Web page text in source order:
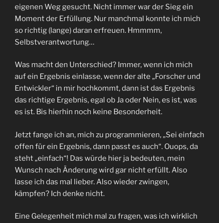
eigenen Weg gesucht. Nicht immer war der Sieg ein
Moment der Erfüllung. Nur manchmal konnte ich mich
so richtig (lange) daran erfreuen. Hmmmm,
Selbstverantwortung…
Was macht den Unterschied? Immer, wenn ich mich
auf ein Ergebnis einlasse, wenn der alte „Forscher und
Entwickler“ in mir hochkommt, dann ist das Ergebnis
das richtige Ergebnis, egal ob Ja oder Nein, es ist, was
es ist. Bis hierhin noch keine Besonderheit.
Jetzt fange ich an, mich zu programmieren, „Sei einfach
offen für ein Ergebnis, dann passt es auch“. Ouops, da
steht „einfach“! Das würde hier ja bedeuten, mein
Wunsch nach Änderung wird gar nicht erfüllt. Also
lasse ich das mal lieber. Also wieder zwingen,
kämpfen? Ich denke nicht.
Eine Gelegenheit mich mal zu fragen, was ich wirklich